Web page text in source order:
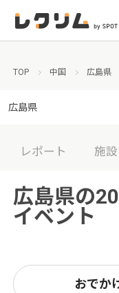
TOP 中国 広島県
広島県
レポート 施
広島県の
イベント
おでか